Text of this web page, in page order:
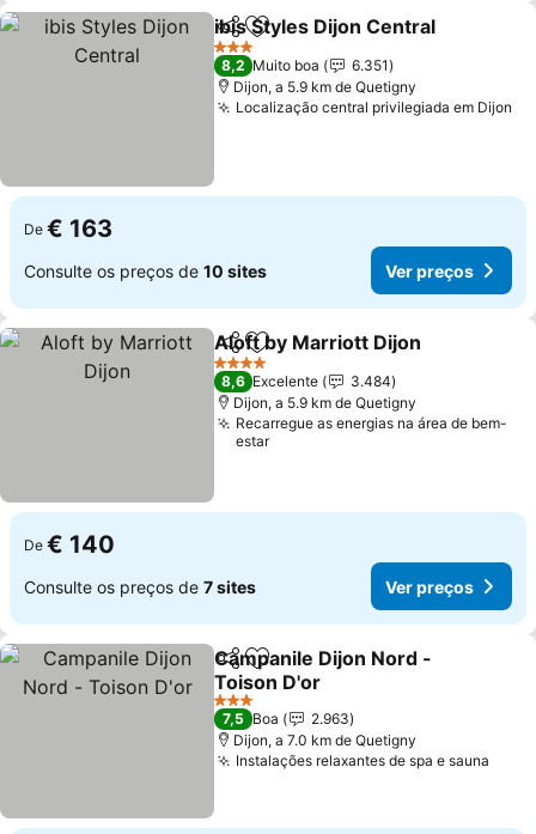
PartilharAdicionar aos favoritos
ibis Styles Dijon Central
3 Estrelas
8,2 Muito boa
6.351
Dijon, a 5.9 km de Quetigny
Localização central privilegiada em Dijon
De € 163
Consulte os preços de 10 sites Ver preços
PartilharAdicionar aos favoritos
Aloft by Marriott Dijon
4 Estrelas
8,6 Excelente
3.484
Dijon, a 5.9 km de Quetigny
Recarregue as energias na área de bem-
estar
De € 140
Consulte os preços de 7 sites Ver preços
PartilharAdicionar aos favoritos
Campanile Dijon Nord -
Toison D'or
3 Estrelas
7,5 Boa
2.963
Dijon, a 7.0 km de Quetigny
Instalações relaxantes de spa e sauna